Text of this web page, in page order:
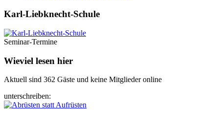
Karl-Liebknecht-­Schule
Seminar-Termine
Wieviel lesen hier
Aktuell sind 362 Gäste und keine Mitglieder online
unterschreiben: